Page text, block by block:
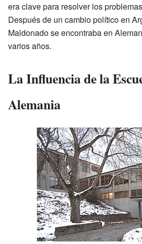
era clave para resolver los
Después de un cambio político en
Maldonado se encontraba en
varios años.
La Influencia de la
Alemania